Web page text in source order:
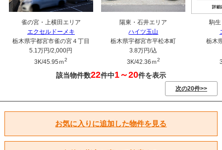
雀の宮・上横田エリア
エクセルドーメキ
栃木県宇都宮市雀の宮４丁目
5.1万円/2,000円
3K/45.95ｍ2
陽東・石井エリア
ハイツ玉山
栃木県宇都宮市平松本町
3.8万円/込
3K/42.36ｍ2
駒
栃木
該当物件数22件中1～20件を表示
次の20件>>
お気に入りに追加した物件を見る